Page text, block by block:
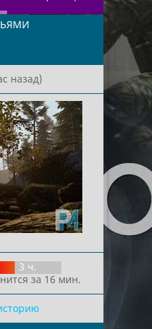
назад)
3 ч.
за 16 мин.